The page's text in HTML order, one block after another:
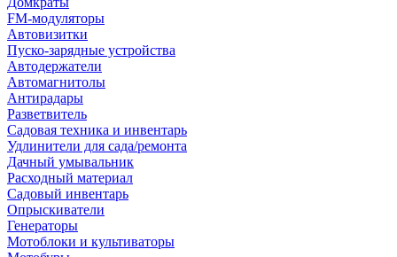
FM-модуляторы
Автовизитки
Пуско-зарядные устройства
Автодержатели
Автомагнитолы
Антирадары
Разветвитель
Садовая техника и инвентарь
Удлинители для сада/ремонта
Дачный умывальник
Расходный материал
Садовый инвентарь
Опрыскиватели
Генераторы
Мотоблоки и культиваторы